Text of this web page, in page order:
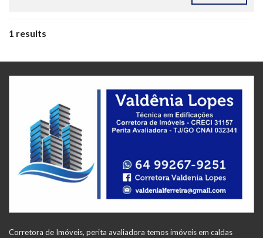
1 results
Corretora de Imóveis, perita avaliadora temos imóveis em caldas